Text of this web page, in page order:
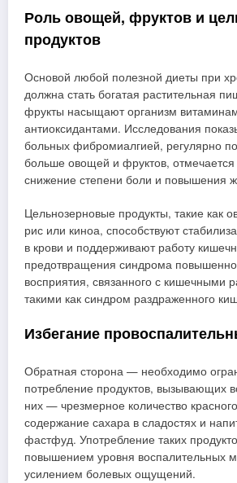
Роль овощей, фруктов и
продуктов
Основой любой полезной диеты при
должна стать богатая растительная
фрукты насыщают организм
антиоксидантами. Исследования
больных фибромиалгией, регулярно
больше овощей и фруктов,
снижение степени боли и повышения
Цельнозерновые продукты, такие как
рис или киноа, способствуют
в крови и поддерживают работу
предотвращения синдрома
восприятия, связанного с кишечными
такими как синдром раздраженного
Избегание
Обратная сторона — необходимо
потребление продуктов, вызывающих
них — чрезмерное количество
содержание сахара в сладостях и
фастфуд. Употребление таких
повышением уровня воспалительных
усилением болевых ощущений.